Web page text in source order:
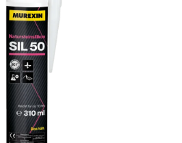
vůči plísním - třída XS 1 minimální
dle EN 15651 část 1,3,4